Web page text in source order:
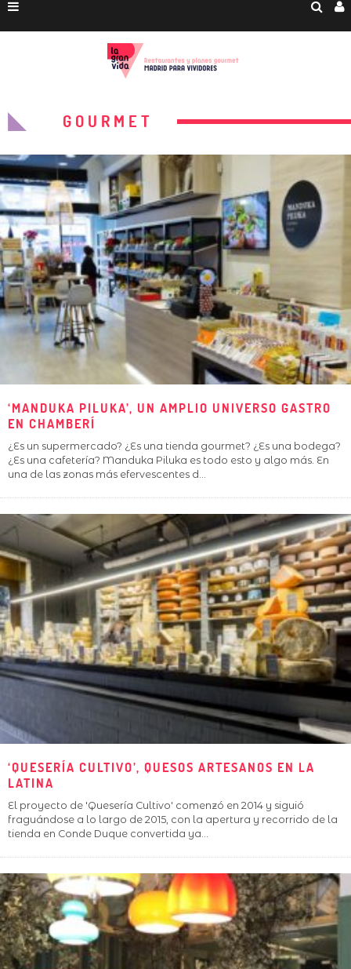
GOURMET
‘MANDUKA PILUKA’, UN AMPLIO UNIVERSO GASTRO
EN CHAMBERÍ
¿Es un supermercado? ¿Es una tienda gourmet? ¿Es una bodega?
¿Es una cafetería? Manduka Piluka es todo esto y algo más. En
una de las zonas más efervescentes d
‘QUESERÍA CULTIVO’, QUESOS ARTESANOS EN LA
LATINA
El proyecto de 'Quesería Cultivo' comenzó en 2014 y siguió
fraguándose a lo largo de 2015, con la apertura y recorrido de la
tienda en Conde Duque convertida ya